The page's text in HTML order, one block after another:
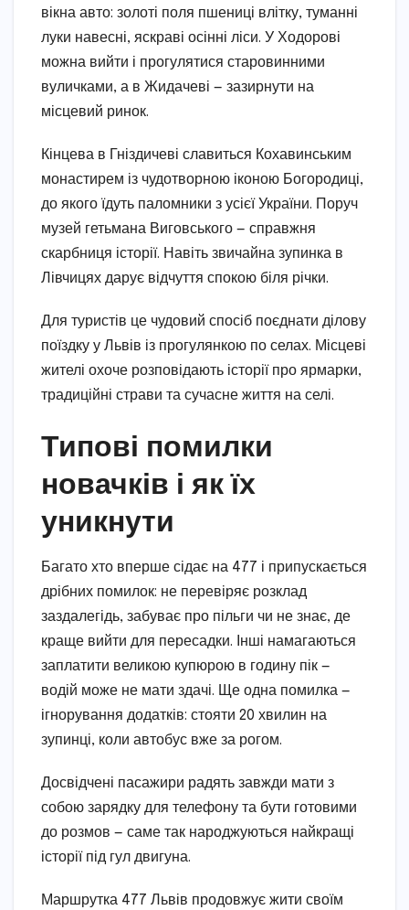
вікна авто: золоті поля пшениці влітку, туманні
луки навесні, яскраві осінні ліси. У Ходорові
можна вийти і прогулятися старовинними
вуличками, а в Жидачеві — зазирнути на
місцевий ринок.
Кінцева в Гніздичеві славиться Кохавинським
монастирем із чудотворною іконою Богородиці,
до якого їдуть паломники з усієї України. Поруч
музей гетьмана Виговського — справжня
скарбниця історії. Навіть звичайна зупинка в
Лівчицях дарує відчуття спокою біля річки.
Для туристів це чудовий спосіб поєднати ділову
поїздку у Львів із прогулянкою по селах. Місцеві
жителі охоче розповідають історії про ярмарки,
традиційні страви та сучасне життя на селі.
Типові помилки
новачків і як їх
уникнути
Багато хто вперше сідає на 477 і припускається
дрібних помилок: не перевіряє розклад
заздалегідь, забуває про пільги чи не знає, де
краще вийти для пересадки. Інші намагаються
заплатити великою купюрою в годину пік —
водій може не мати здачі. Ще одна помилка —
ігнорування додатків: стояти 20 хвилин на
зупинці, коли автобус вже за рогом.
Досвідчені пасажири радять завжди мати з
собою зарядку для телефону та бути готовими
до розмов — саме так народжуються найкращі
історії під гул двигуна.
Маршрутка 477 Львів продовжує жити своїм